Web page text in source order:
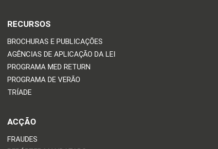
RECURSOS
BROCHURAS E PUBLICAÇÕES
AGÊNCIAS DE APLICAÇÃO DA LEI
PROGRAMA MED RETURN
PROGRAMA DE VERÃO
TRÍADE
ACÇÃO
FRAUDES